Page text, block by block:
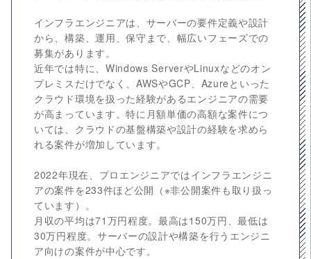
インフラエンジニアは、サーバーの要件定義や設計
から、構築、運用、保守まで、幅広いフェーズでの
募集があります。
近年では特に、Windows ServerやLinuxなどのオン
プレミスだけでなく、AWSやGCP、Azureといった
クラウド環境を扱った経験があるエンジニアの需要
が高まっています。特に月額単価の高額な案件につ
いては、クラウドの基盤構築や設計の経験を求めら
れる案件が増加しています。
2022年現在、プロエンジニアではインフラエンジニ
アの案件を233件ほど公開（※非公開案件も取り扱っ
ています）。
月収の平均は71万円程度。最高は150万円、最低は
30万円程度。サーバーの設計や構築を行うエンジニ
ア向けの案件が中心です。